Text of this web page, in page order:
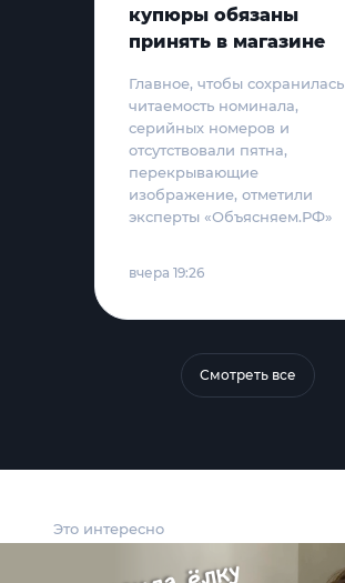
Это интересно
купюры обязаны
принять в магазине
Главное, чтобы сохранилась
читаемость номинала,
серийных номеров и
отсутствовали пятна,
перекрывающие
изображение, отметили
эксперты «Объясняем.РФ»
вчера 19:26
Смотреть все